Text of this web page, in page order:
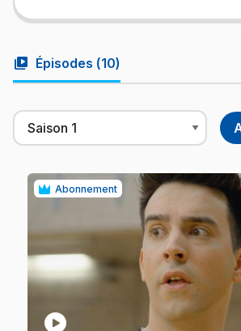
video_library Épisodes (10)
Abonnement
play_circle